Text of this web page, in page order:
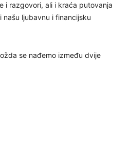
i razgovori, ali i kraća putovanja
ljubavnu i financijsku
se nađemo između dvije